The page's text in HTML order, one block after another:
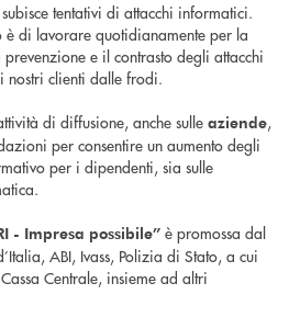
tentativi di attacchi informatici.
è di lavorare quotidianamente per la
e il contrasto degli attacchi
nostri clienti dalle frodi.
di diffusione, anche sulle aziende,
per consentire un aumento degli
per i dipendenti, sia sulle
- Impresa possibile” è promossa dal
ABI, Ivass, Polizia di Stato, a cui
Centrale, insieme ad altri